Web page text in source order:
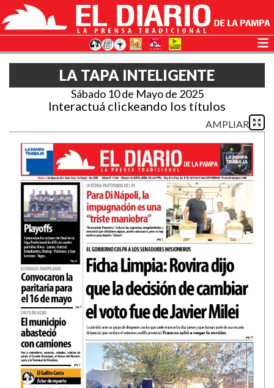
LA TAPA INTELIGENTE
Sábado 10 de Mayo de 2025
Interactuá clickeando los títulos
AMPLIAR